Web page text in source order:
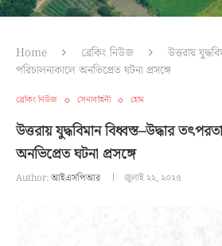
Home ব্রেকিং নিউজ
উত্তরায়
পরিচালনাকালে অনভিপ্রেত ঘটনা প্রসঙ্গে
ব্রেকিং নিউজ সেনাবাহিনী হোম
উত্তরায় যুদ্ধবিমান বিধ্বস্ত–উদ্ধার
অনভিপ্রেত ঘটনা প্রসঙ্গে
Author:আইএসপিআর জুলাই ২২, ২০২৫